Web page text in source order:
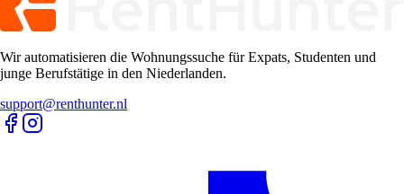
Wir automatisieren die Wohnungssuche für Expats, Studenten und
junge Berufstätige in den Niederlanden.
support@renthunter.nl